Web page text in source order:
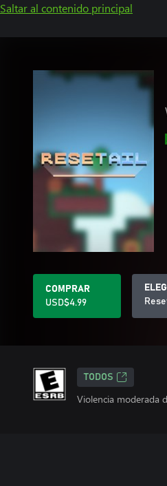
Saltar al contenido principal
COMPRAR
USD$4.99
TODOS
Violencia moderada